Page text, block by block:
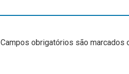
Campos obrigatórios são marcados